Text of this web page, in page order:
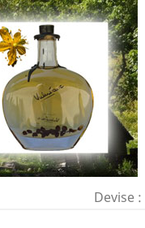
Devise :